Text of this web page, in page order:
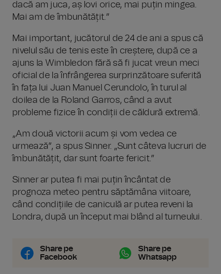
dacă am juca, aș lovi orice, mai puțin mingea.
Mai am de îmbunătățit.”
Mai important, jucătorul de 24 de ani a spus că
nivelul său de tenis este în creștere, după ce a
ajuns la Wimbledon fără să fi jucat vreun meci
oficial de la înfrângerea surprinzătoare suferită
în fața lui Juan Manuel Cerundolo, în turul al
doilea de la Roland Garros, când a avut
probleme fizice în condiții de căldură extremă.
„Am două victorii acum și vom vedea ce
urmează”, a spus Sinner. „Sunt câteva lucruri de
îmbunătățit, dar sunt foarte fericit.”
Sinner ar putea fi mai puțin încântat de
prognoza meteo pentru săptămâna viitoare,
când condițiile de caniculă ar putea reveni la
Londra, după un început mai blând al turneului.
Share pe
Facebook
Share pe
Whatsapp